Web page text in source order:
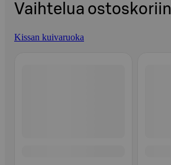
Vaihtelua ostoskoriin
Kissan kuivaruoka